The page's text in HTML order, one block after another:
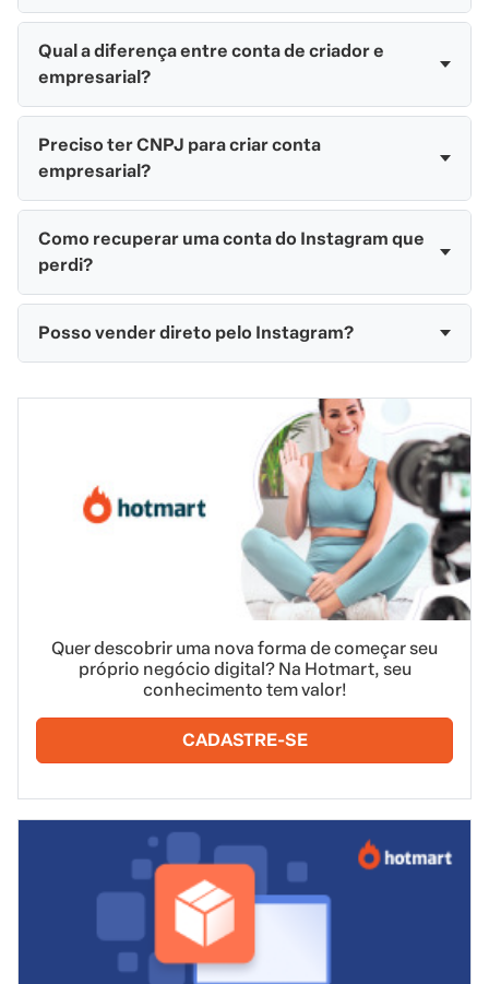
Qual a diferença entre conta de criador e
empresarial?
Preciso ter CNPJ para criar conta
empresarial?
Como recuperar uma conta do Instagram que
perdi?
Posso vender direto pelo Instagram?
Quer descobrir uma nova forma de começar seu
próprio negócio digital? Na Hotmart, seu
conhecimento tem valor!
CADASTRE-SE